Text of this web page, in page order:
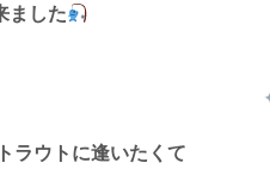
ました
トラウトに逢いたくて